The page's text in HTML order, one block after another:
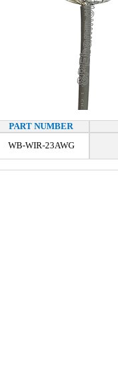
PART NUMBER
WB-WIR-23AWG